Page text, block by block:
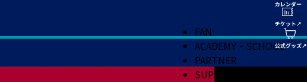
FAN
ACADEMY・SCHOOL
PARTNER
SUPPORT